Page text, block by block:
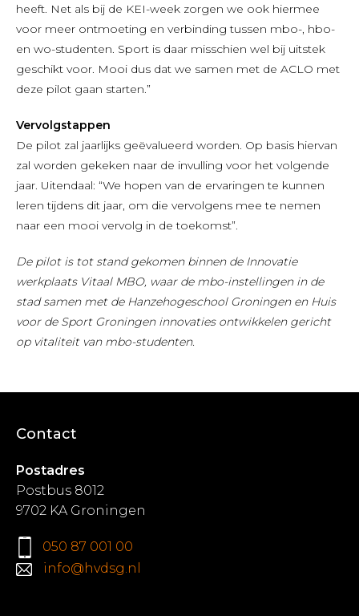
heeft. Net als bij de KEI-week zorgen we ook hiermee
voor meer ontmoeting en verbinding tussen mbo-, hbo-
en wo-studenten. Sport is daar misschien wel bij uitstek
geschikt voor. Mooi dus dat we samen met de ACLO met
deze pilot gaan starten.”
Vervolgstappen
De pilot zal jaarlijks geëvalueerd worden. Op basis hiervan
zal worden gekeken naar de invulling voor het volgende
jaar. Uitendaal: “We hopen van de ervaringen te kunnen
leren tijdens dit jaar, om die vervolgens mee te nemen
naar een mooi vervolg in de toekomst”.
De pilot is tot stand gekomen binnen de Innovatie
werkplaats Vitaal MBO, waar de mbo-instellingen in de
stad samen met de Hanzehogeschool Groningen en Huis
voor de Sport Groningen innovaties ontwikkelen gericht
op vitaliteit van mbo-studenten.
Contact
Postadres
Postbus 8012
9702 KA Groningen
050 87 001 00
info@hvdsg.nl